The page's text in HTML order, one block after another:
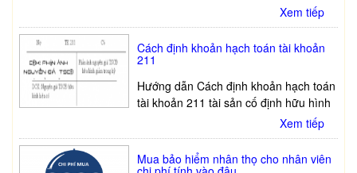
Xem tiếp
Cách định khoản hạch toán tài khoản
211
Hướng dẫn Cách định khoản hạch toán
tài khoản 211 tài sản cố định hữu hình
Xem tiếp
Mua bảo hiểm nhân thọ cho nhân viên